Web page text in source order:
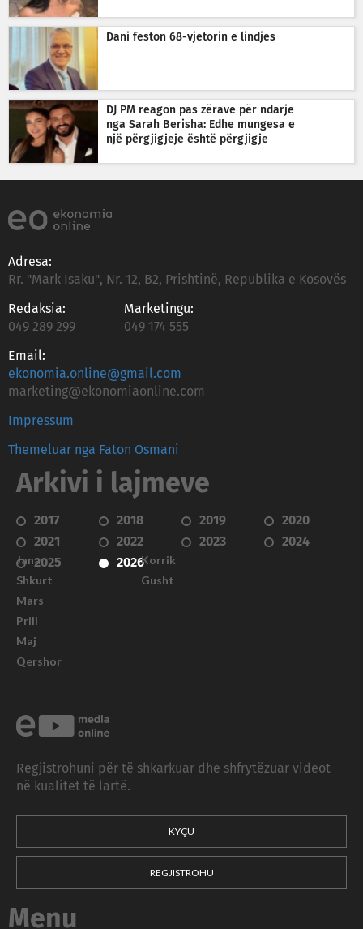
Dani feston 68-vjetorin e lindjes
DJ PM reagon pas zërave për ndarje
nga Sarah Berisha: Edhe mungesa e
një përgjigjeje është përgjigje
Adresa:
Rr. "Mark Isaku", Nr. 12, B2, Prishtinë, Republika e Kosovës
Redaksia:
049 289 299
Marketingu:
049 174 555
Email:
ekonomia.online@gmail.com
marketing@ekonomiaonline.com
Impressum
Themeluar nga Faton Osmani
Arkivi i lajmeve
2017 2018 2019
2020
2021
2022 2023
2024
2025
2026
Janar
Shkurt
Mars
Prill
Maj
Qershor
Korrik
Gusht
Regjistrohuni për të shkarkuar dhe shfrytëzuar videot
në kualitet të lartë.
KYÇU
REGJISTROHU
Menu